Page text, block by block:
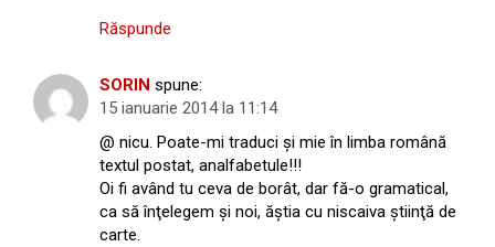
Răspunde
SORIN spune:
15 ianuarie 2014 la 11:14
@ nicu. Poate-mi traduci şi mie în limba română
textul postat, analfabetule!!!
Oi fi având tu ceva de borât, dar fă-o gramatical,
ca să înţelegem şi noi, ăştia cu niscaiva ştiinţă de
carte.